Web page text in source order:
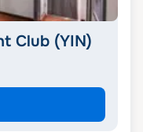
Club (YIN)